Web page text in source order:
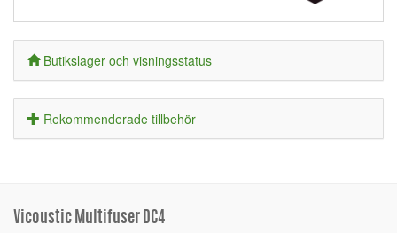
Butikslager och visningsstatus
Rekommenderade tillbehör
Vicoustic Multifuser DC4